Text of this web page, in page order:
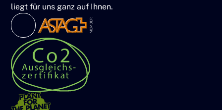
liegt für uns ganz auf Ihnen.